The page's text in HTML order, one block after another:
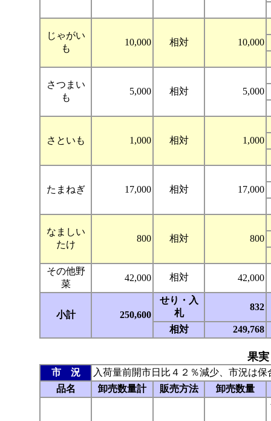
じゃがい
も
10,000 相対 10,000
さつまい
も
5,000 相対 5,000
さといも 1,000 相対 1,000
たまねぎ 17,000 相対 17,000
なましい
たけ
800 相対 800
その他野
菜
42,000 相対 42,000
小計 250,600
せり・入
札
832
相対 249,768
果
市 況
入荷量前開市日比４２％減少、市況は保
品名
卸売数量計 販売方法
卸売数量